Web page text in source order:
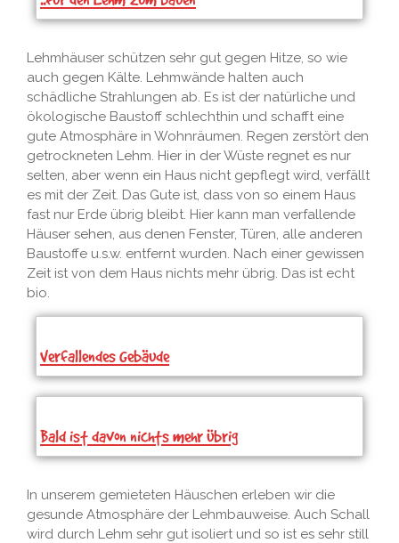
Lehmhäuser schützen sehr gut gegen Hitze, so wie
auch gegen Kälte. Lehmwände halten auch
schädliche Strahlungen ab. Es ist der natürliche und
ökologische Baustoff schlechthin und schafft eine
gute Atmosphäre in Wohnräumen. Regen zerstört den
getrockneten Lehm. Hier in der Wüste regnet es nur
selten, aber wenn ein Haus nicht gepflegt wird, verfällt
es mit der Zeit. Das Gute ist, dass von so einem Haus
fast nur Erde übrig bleibt. Hier kann man verfallende
Häuser sehen, aus denen Fenster, Türen, alle anderen
Baustoffe u.s.w. entfernt wurden. Nach einer gewissen
Zeit ist von dem Haus nichts mehr übrig. Das ist echt
bio.
Verfallendes Gebäude
Bald ist davon nichts mehr übrig
In unserem gemieteten Häuschen erleben wir die
gesunde Atmosphäre der Lehmbauweise. Auch Schall
wird durch Lehm sehr gut isoliert und so ist es sehr still